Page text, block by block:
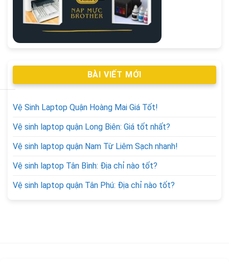
BÀI VIẾT MỚI
Vệ Sinh Laptop Quận Hoàng Mai Giá Tốt!
Vệ sinh laptop quận Long Biên: Giá tốt nhất?
Vệ sinh laptop quận Nam Từ Liêm Sạch nhanh!
Vệ sinh laptop Tân Bình: Địa chỉ nào tốt?
Vệ sinh laptop quận Tân Phú: Địa chỉ nào tốt?